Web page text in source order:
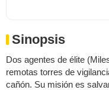
Sinopsis
Dos agentes de élite
remotas torres de
cañón. Su misión es